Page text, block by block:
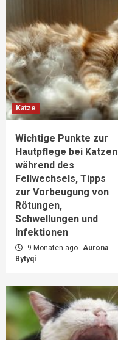
Katze
Wichtige Punkte zur
Hautpflege bei Katzen
während des
Fellwechsels, Tipps
zur Vorbeugung von
Rötungen,
Schwellungen und
Infektionen
9 Monaten ago Aurona
Bytyqi